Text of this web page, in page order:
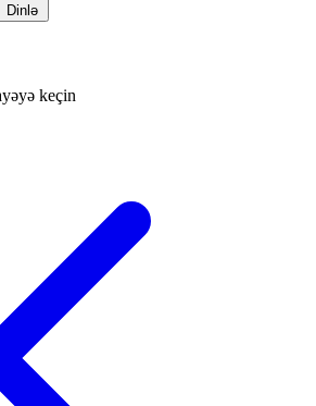
Dinlə
keçin